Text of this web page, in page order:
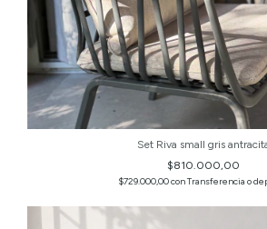
Set Riva small gris
$810.000,00
$729.000,00conTransferencia o